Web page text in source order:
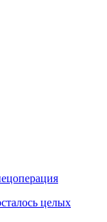
целых